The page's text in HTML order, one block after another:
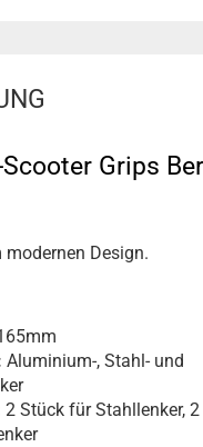
Grips
Design.
Aluminium-, Stahl- und
2 Stück für Stahllenker,